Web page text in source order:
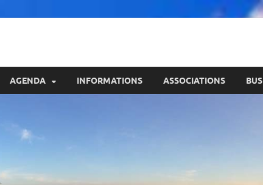
AGENDA INFORMATIONS ASSOCIATIONS BUS